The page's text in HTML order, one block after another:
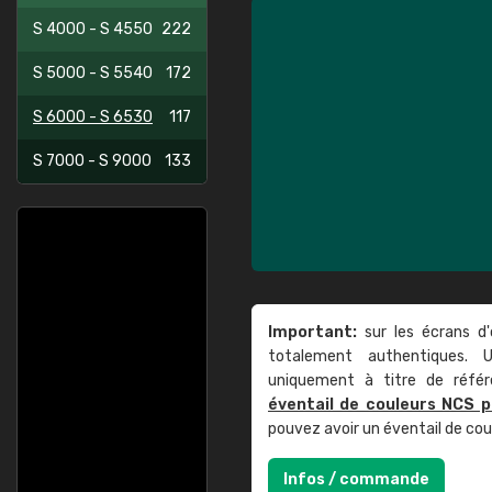
S 4000 - S 4550 222
S 5000 - S 5540 172
S 6000 - S 6530 117
S 7000 - S 9000 133
Important: sur les écrans
totalement authentiques.
uniquement à titre de
éventail de couleurs NCS
pouvez avoir un éventail de
Infos / commande